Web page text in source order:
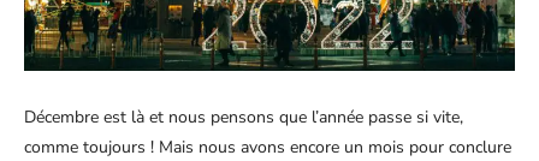
Décembre est là et nous pensons que l’année passe si vite,
comme toujours ! Mais nous avons encore un mois pour conclure